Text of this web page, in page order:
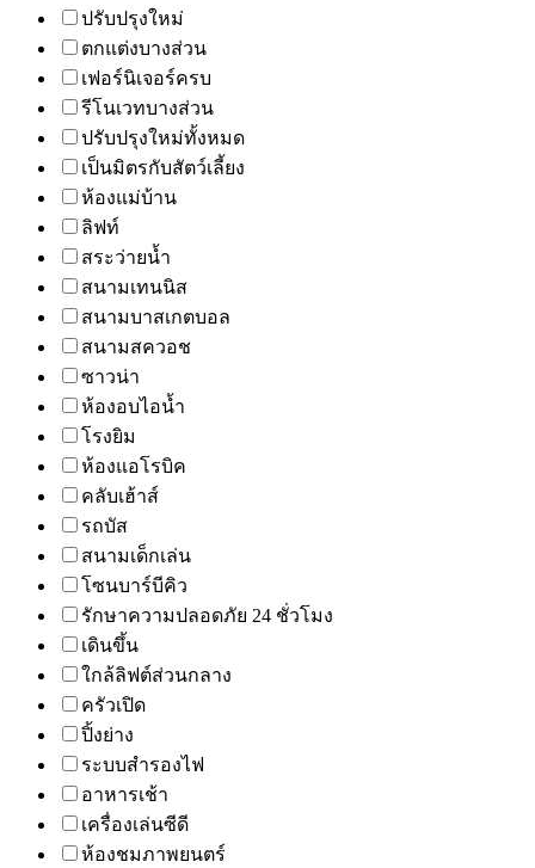
ปรับปรุงใหม่
ตกแต่งบางส่วน
เฟอร์นิเจอร์ครบ
รีโนเวทบางส่วน
ปรับปรุงใหม่ทั้งหมด
เป็นมิตรกับสัตว์เลี้ยง
ห้องแม่บ้าน
ลิฟท์
สระว่ายน้ำ
สนามเทนนิส
สนามบาสเกตบอล
สนามสควอช
ซาวน่า
ห้องอบไอน้ำ
โรงยิม
ห้องแอโรบิค
คลับเฮ้าส์
รถบัส
สนามเด็กเล่น
โซนบาร์บีคิว
รักษาความปลอดภัย 24 ชั่วโมง
เดินขึ้น
ใกล้ลิฟต์ส่วนกลาง
ครัวเปิด
ปิ้งย่าง
ระบบสำรองไฟ
อาหารเช้า
เครื่องเล่นซีดี
ห้องชมภาพยนตร์